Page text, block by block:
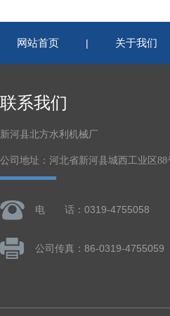
网站首页 | 关于我们
联系我们
新河县北方水利机械厂
公司地址：河北省新河县城西工业区
电 话：0319-4755058
公司传真：86-0319-4755059